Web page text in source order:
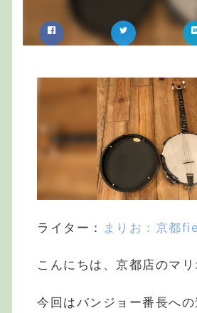
ライター： まりお：京都
こんにちは、京都店のマリ
今回はバンジョー番長への